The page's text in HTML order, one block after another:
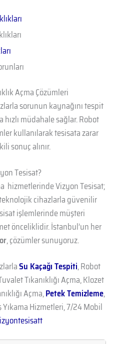
Açma Çözümleri
sorunun kaynağını tespit
müdahale sağlar. Robot
kullanılarak tesisata zarar
sonuç alınır.
Tesisat?
hizmetlerinde Vizyon Tesisat;
cihazlarla güvenilir
işlemlerinde müşteri
önceliklidir. İstanbul’un her
, çözümler sunuyoruz.
Su Kaçağı Tespiti, Robot
Tıkanıklığı Açma, Klozet
Açma,Petek Temizleme,
Yıkama Hizmetleri, 7/24 Mobil